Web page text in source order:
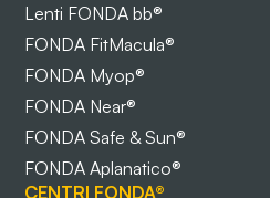
Lenti FONDA bb®
FONDA FitMacula®
FONDA Myop®
FONDA Near®
FONDA Safe & Sun®
FONDA Aplanatico®
CENTRI FONDA®